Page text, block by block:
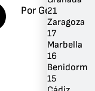
Por Género
21
Zaragoza
17
Marbella
16
Benidorm
15